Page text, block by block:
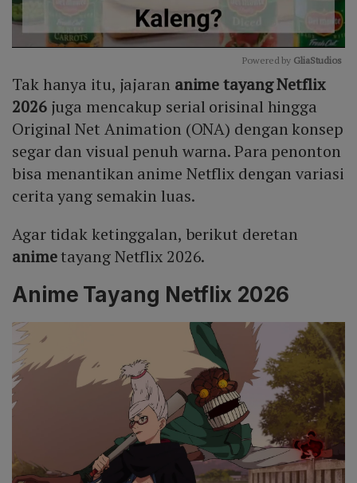
Mute
Powered by GliaStudios
Tak hanya itu, jajaran anime tayang Netflix
2026juga mencakup serial orisinal hingga
Original Net Animation (ONA) dengan konsep
segar dan visual penuh warna. Para penonton
bisa menantikan anime Netflix dengan variasi
cerita yang semakin luas.
Agar tidak ketinggalan, berikut deretan
animetayang Netflix 2026.
Anime Tayang Netflix 2026